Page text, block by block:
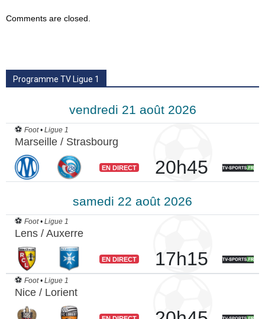
Comments are closed.
Programme TV Ligue 1